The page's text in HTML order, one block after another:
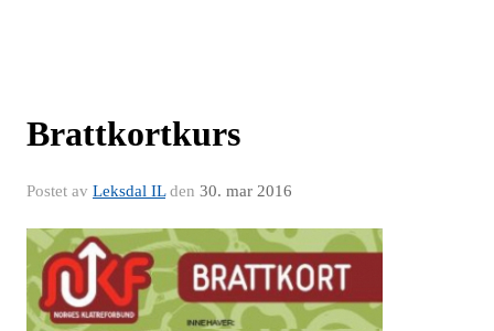
Brattkortkurs
Postet av Leksdal ILden 30. mar 2016